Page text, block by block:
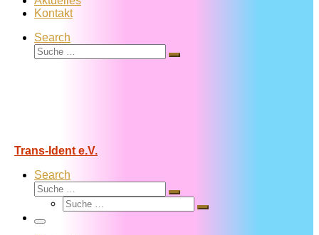
Kontakt
Search
Suche
Suche
Trans-Ident e.V.
Search
Suche
Suche
Suche
Suche
Menü